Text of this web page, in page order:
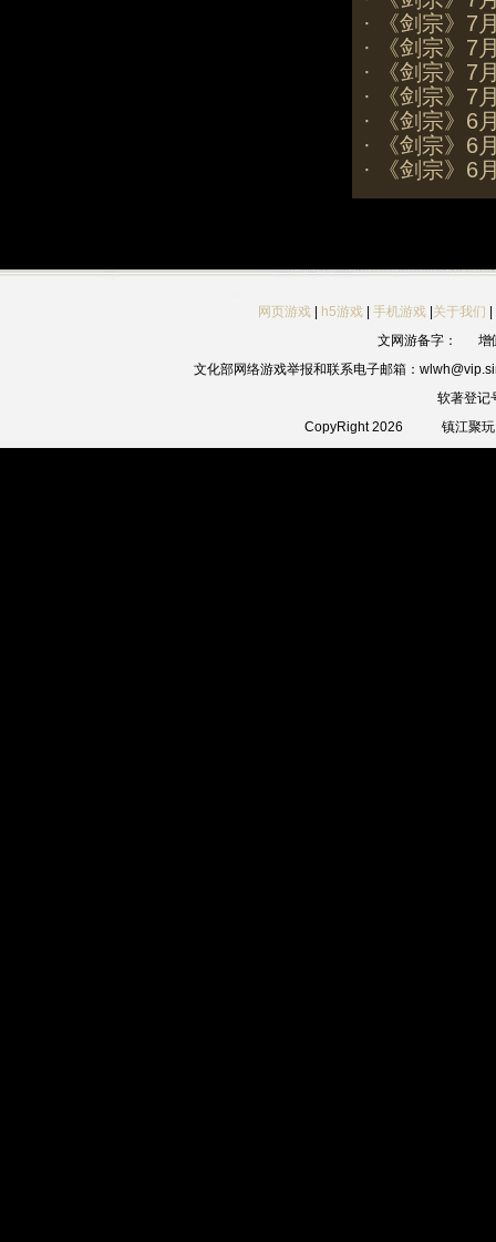
·
《剑宗》7
·
《剑宗》7
·
《剑宗》7
·
《剑宗》7
·
《剑宗》6
·
《剑宗》6
·
《剑宗》6
网页游戏| h5游戏| 手机游戏| 关于我们
文网游备字：
增
文化部网络游戏举报和联系电子邮箱：
软著登记
CopyRight 2026
镇江聚